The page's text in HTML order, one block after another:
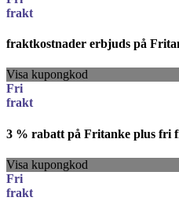
frakt
fraktkostnader erbjuds på
Visa kupongkod
Fri
frakt
3 % rabatt på Fritanke plus fri
Visa kupongkod
Fri
frakt